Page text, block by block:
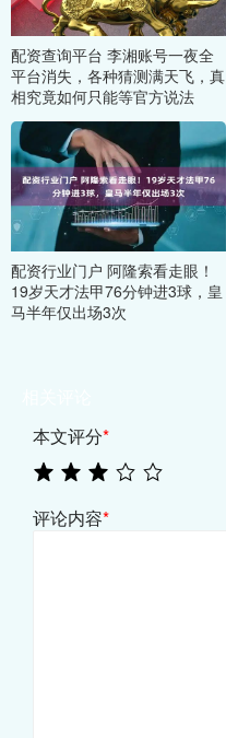
配资查询平台 李湘账号一夜全
平台消失，各种猜测满天飞，真
相究竟如何只能等官方说法
配资行业门户 阿隆索看走眼！
19岁天才法甲76分钟进3球，皇
马半年仅出场3次
本文评分*
评论内容*